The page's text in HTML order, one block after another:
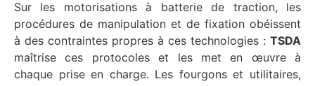
Sur les motorisations à batterie de traction, les
procédures de manipulation et de fixation obéissent
à des contraintes propres à ces technologies : TSDA
maîtrise ces protocoles et les met en œuvre à
chaque prise en charge. Les fourgons et utilitaires,